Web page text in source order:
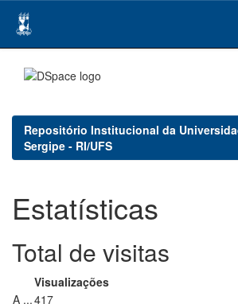
navigation
Repositório Institucional da
Sergipe - RI/UFS
Estatísticas
Total de visitas
Visualizações
A ...417